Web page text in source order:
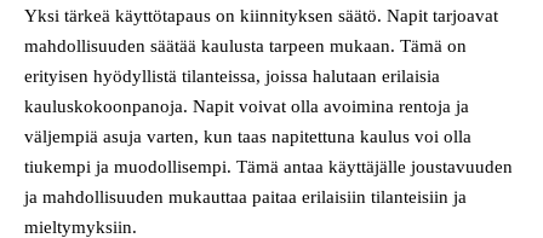
Yksi tärkeä käyttötapaus on kiinnityksen säätö. Napit tarjoavat
mahdollisuuden säätää kaulusta tarpeen mukaan. Tämä on
erityisen hyödyllistä tilanteissa, joissa halutaan erilaisia
kauluskokoonpanoja. Napit voivat olla avoimina rentoja ja
väljempiä asuja varten, kun taas napitettuna kaulus voi olla
tiukempi ja muodollisempi. Tämä antaa käyttäjälle joustavuuden
ja mahdollisuuden mukauttaa paitaa erilaisiin tilanteisiin ja
mieltymyksiin.